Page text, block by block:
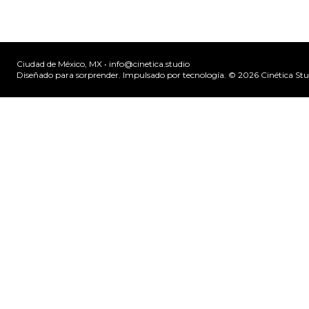
Ciudad de México, MX • info@cinetica.studio
Diseñado para sorprender. Impulsado por tecnología. © 2026Cinética